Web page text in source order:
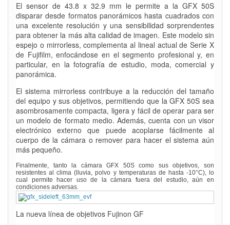
El sensor de 43.8 x 32.9 mm le permite a la GFX 50S
disparar desde formatos panorámicos hasta cuadrados con
una excelente resolución y una sensibilidad sorprendentes
para obtener la más alta calidad de imagen. Este modelo sin
espejo o mirrorless, complementa al lineal actual de Serie X
de Fujifilm, enfocándose en el segmento profesional y, en
particular, en la fotografía de estudio, moda, comercial y
panorámica.
El sistema mirrorless contribuye a la reducción del tamaño
del equipo y sus objetivos, permitiendo que la GFX 50S sea
asombrosamente compacta, ligera y fácil de operar para ser
un modelo de formato medio. Además, cuenta con un visor
electrónico externo que puede acoplarse fácilmente al
cuerpo de la cámara o remover para hacer el sistema aún
más pequeño.
Finalmente, tanto la cámara GFX 50S como sus objetivos, son
resistentes al clima (lluvia, polvo y temperaturas de hasta -10°C), lo
cual permite hacer uso de la cámara fuera del estudio, aún en
condiciones adversas.
La nueva línea de objetivos Fujinon GF